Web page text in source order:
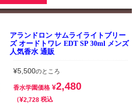
アランドロン サムライライトブリー
ズ オードトワレ EDT SP 30ml メンズ
人気香水 通販
¥5,500のところ
香水学園価格 ¥2,480
¥2,728 税込